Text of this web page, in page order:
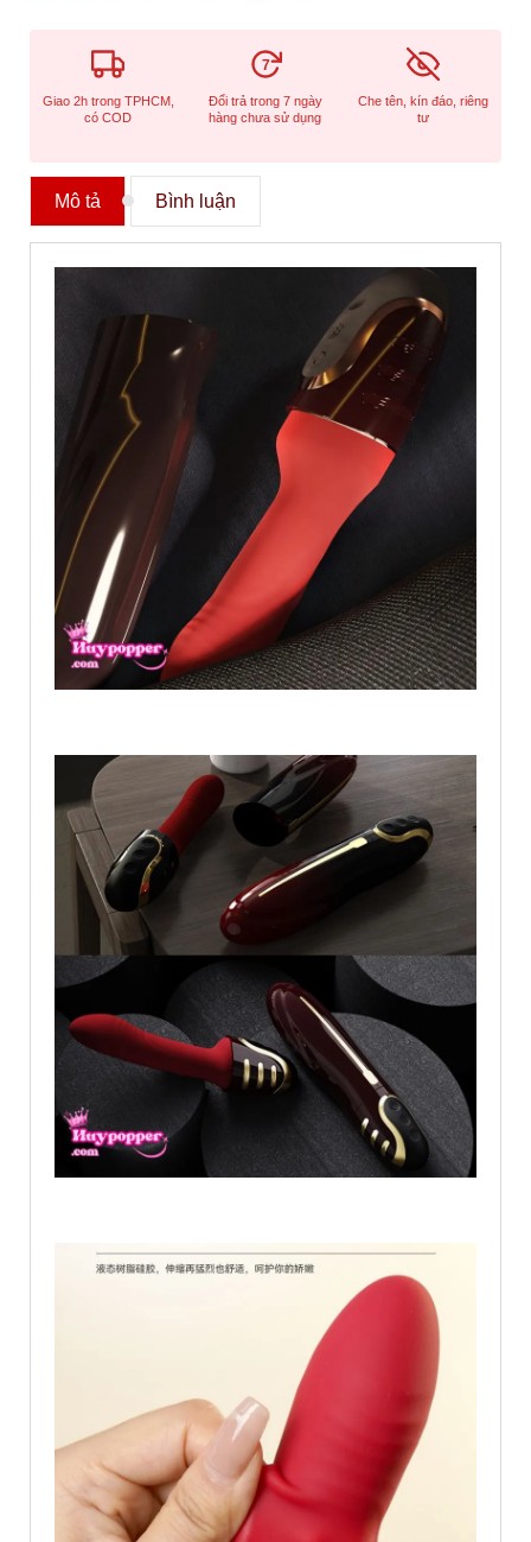
Giao 2h trong TPHCM,
có COD
7
Đổi trả trong 7 ngày
hàng chưa sử dụng
Che tên, kín đáo, riêng
tư
Mô tả Bình luận